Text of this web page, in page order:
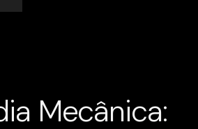
Mecânica: